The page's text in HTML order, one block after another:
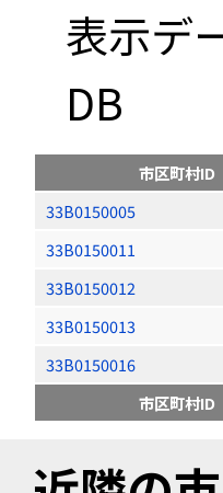
表示デ
DB
市区町村ID
33B0150005
33B0150011
33B0150012
33B0150013
33B0150016
市区町村ID